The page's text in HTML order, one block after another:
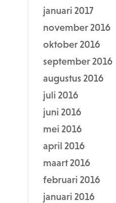
januari 2017
november 2016
oktober 2016
september 2016
augustus 2016
juli 2016
juni 2016
mei 2016
april 2016
maart 2016
februari 2016
januari 2016